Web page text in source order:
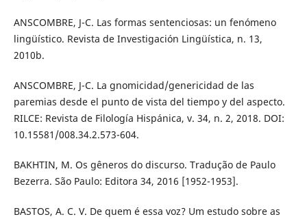
ANSCOMBRE, J-C. Las formas sentenciosas: un fenómeno
lingüístico. Revista de Investigación Lingüística, n. 13,
2010b.
ANSCOMBRE, J-C. La gnomicidad/genericidad de las
paremias desde el punto de vista del tiempo y del aspecto.
RILCE: Revista de Filología Hispánica, v. 34, n. 2, 2018. DOI:
10.15581/008.34.2.573-604.
BAKHTIN, M. Os gêneros do discurso. Tradução de Paulo
Bezerra. São Paulo: Editora 34, 2016 [1952-1953].
BASTOS, A. C. V. De quem é essa voz? Um estudo sobre as